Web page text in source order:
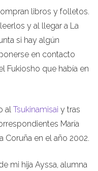
libros y folletos.
y al llegar a La
si hay algún
en contacto
Fukiosho que había en
al Tsukinamisai y tras
María
Coruña en el año 2002.
mi hija Ayssa, alumna